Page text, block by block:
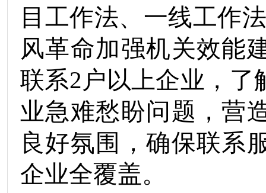
目工作法、一线工作
风革命加强机关效能
联系2 户以上企业 ，
业急难愁盼问题，营
良好氛围，确保联系
企业全覆盖。